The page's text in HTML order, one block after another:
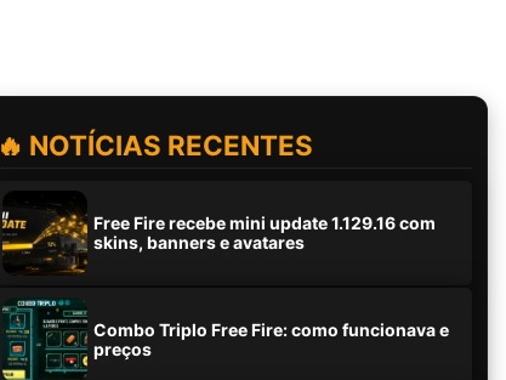
🔥 NOTÍCIAS RECENTES
Free Fire recebe mini update 1.129.16 com
skins, banners e avatares
Combo Triplo Free Fire: como funcionava e
preços